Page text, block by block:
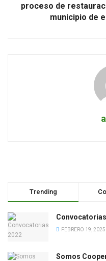
proceso de
municipio de
Trending
FEBRERO 19, 2025
Somos